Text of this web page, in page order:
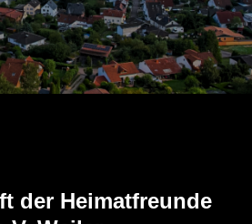
der Heimatfreunde